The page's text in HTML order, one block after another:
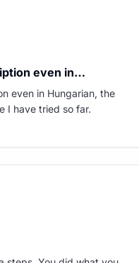
even in…
even in Hungarian, the
I have tried so far.